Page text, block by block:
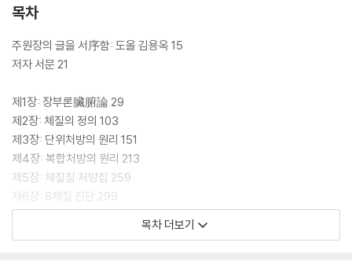
목차
주원장의 글을 서序함: 도올 김용옥 15
저자 서문 21
제1장: 장부론臟腑論 29
제2장: 체질의 정의 103
제3장: 단위처방의 원리 151
제4장: 복합처방의 원리 213
제5장: 체질침 처방집 259
제6장: 8체질 진단 299
제7장: 체질침 시술법 313
제8장: 8체질 임상사례(의학 에세이) 327
목차 더보기